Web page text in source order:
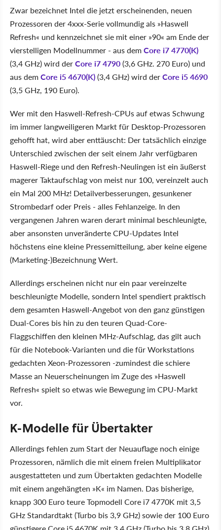
Zwar bezeichnet Intel die jetzt erscheinenden, neuen
Prozessoren der 4xxx-Serie vollmundig als »Haswell
Refresh« und kennzeichnet sie mit einer »90« am Ende der
vierstelligen Modellnummer - aus demCore i7 4770(K)
(3,4 GHz) wird derCore i7 4790(3,6 GHz. 270 Euro) und
aus demCore i5 4670(K)(3,4 GHz) wird derCore i5 4690
(3,5 GHz, 190 Euro).
Wer mit den Haswell-Refresh-CPUs auf etwas Schwung
im immer langweiligeren Markt für Desktop-Prozessoren
gehofft hat, wird aber enttäuscht: Der tatsächlich einzige
Unterschied zwischen der seit einem Jahr verfügbaren
Haswell-Riege und den Refresh-Neulingen ist ein äußerst
magerer Taktaufschlag von meist nur 100, vereinzelt auch
ein Mal 200 MHz! Detailverbesserungen, gesunkener
Strombedarf oder Preis - alles Fehlanzeige. In den
vergangenen Jahren waren derart minimal beschleunigte,
aber ansonsten unveränderte CPU-Updates Intel
höchstens eine kleine Pressemitteilung, aber keine eigene
(Marketing-)Bezeichnung Wert.
Allerdings erscheinen nicht nur ein paar vereinzelte
beschleunigte Modelle, sondern Intel spendiert praktisch
dem gesamten Haswell-Angebot von den ganz günstigen
Dual-Cores bis hin zu den teuren Quad-Core-
Flaggschiffen den kleinen MHz-Aufschlag, das gilt auch
für die Notebook-Varianten und die für Workstations
gedachten Xeon-Prozessoren -zumindest die schiere
Masse an Neuerscheinungen im Zuge des »Haswell
Refresh« spielt so etwas wie Bewegung im CPU-Markt
vor.
K-Modelle für Übertakter
Allerdings fehlen zum Start der Neuauflage noch einige
Prozessoren, nämlich die mit einem freien Multiplikator
ausgestatteten und zum Übertakten gedachten Modelle
mit einem angehängten »K« im Namen. Das bisherige,
knapp 300 Euro teure Topmodell Core i7 4770K mit 3,5
GHz Standardtakt (Turbo bis 3,9 GHz) sowie der 100 Euro